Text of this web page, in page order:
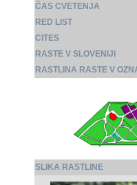
ČAS CVETENJA
RED LIST
CITES
RASTE V SLOVENIJI
RASTLINA RASTE V
SLIKA RASTLINE